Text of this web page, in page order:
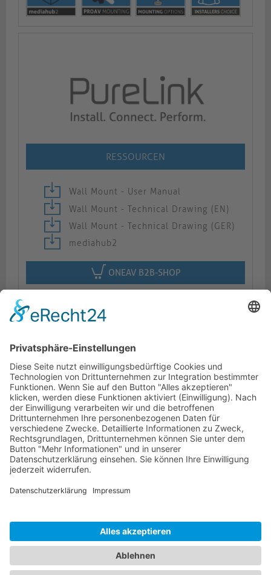
RESSOURCEN
Wall Mount - User Manual
Wall Mount - Technical Drawing (EN)
Wall Mount - Technical Drawing (GER)
mediahub2
ONEAV B2B-SHOP
Beschreibung
Logistik
Dokumente
HOTLINE
PURELINK.DE
MARKEN